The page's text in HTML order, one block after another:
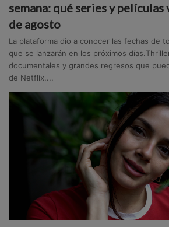
semana: qué series y
de agosto
La plataforma dio a conocer las fechas de
que se lanzarán en los próximos
documentales y grandes regresos que
de Netflix....